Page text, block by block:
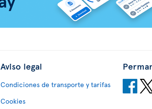
Aviso legal
Condiciones de transporte y tarifas
Cookies